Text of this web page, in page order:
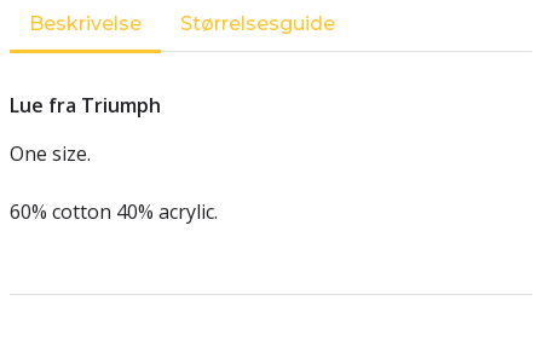
Beskrivelse Størrelsesguide
Lue fra Triumph
One size.
60% cotton 40% acrylic.